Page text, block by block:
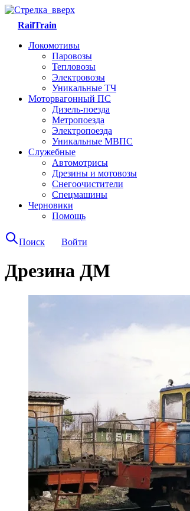
RailTrain
Локомотивы
Паровозы
Тепловозы
Электровозы
Уникальные ТЧ
Моторвагонный ПС
Дизель-поезда
Метропоезда
Электропоезда
Уникальные МВПС
Служебные
Автомотрисы
Дрезины и мотовозы
Снегоочистители
Спецмашины
Черновики
Помощь
Поиск Войти
Дрезина ДМ